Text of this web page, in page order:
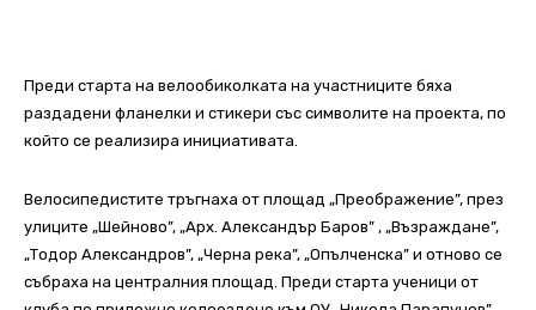
Преди старта на велообиколката на участниците бяха
раздадени фланелки и стикери със символите на проекта, по
който се реализира инициативата.
Велосипедистите тръгнаха от площад „Преображение”, през
улиците „Шейново”, „Арх. Александър Баров” , „Възраждане”,
„Тодор Александров”, „Черна река”, „Опълченска” и отново се
събраха на централния площад. Преди старта ученици от